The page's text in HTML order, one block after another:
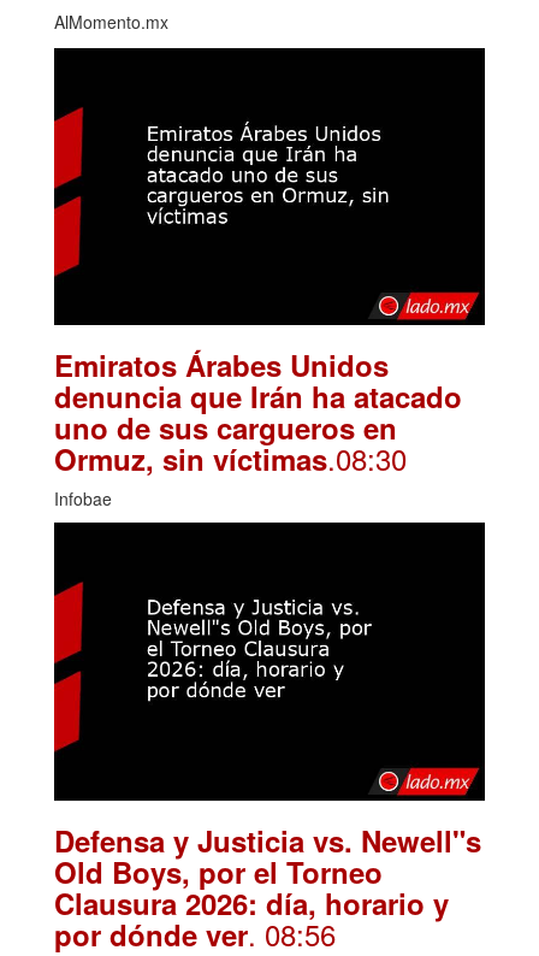
AlMomento.mx
Emiratos Árabes Unidos
denuncia que Irán ha atacado
uno de sus cargueros en
Ormuz, sin víctimas.08:30
Infobae
Defensa y Justicia vs. Newell"s
Old Boys, por el Torneo
Clausura 2026: día, horario y
por dónde ver. 08:56